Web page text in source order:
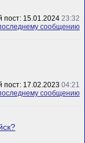
пост: 15.01.2024 23:32
пост: 17.02.2023 04:21